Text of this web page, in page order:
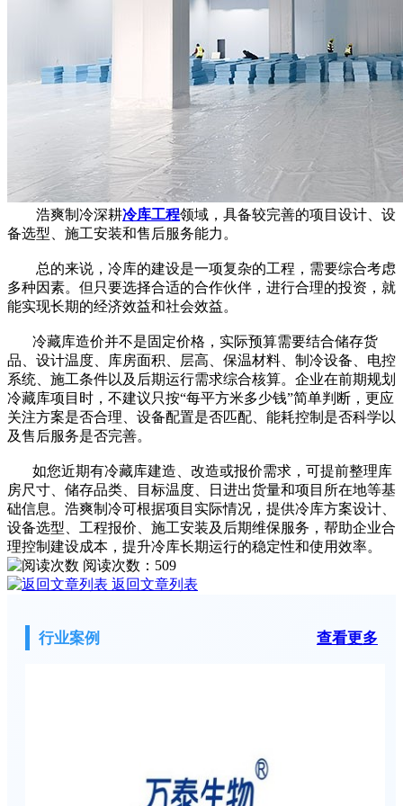
浩爽制冷深耕冷库工程领域，具备较完善的项目设计、设
备选型、施工安装和售后服务能力。
总的来说，冷库的建设是一项复杂的工程，需要综合考虑
多种因素。但只要选择合适的合作伙伴，进行合理的投资，就
能实现长期的经济效益和社会效益。
冷藏库造价并不是固定价格，实际预算需要结合储存货
品、设计温度、库房面积、层高、保温材料、制冷设备、电控
系统、施工条件以及后期运行需求综合核算。企业在前期规划
冷藏库项目时，不建议只按“每平方米多少钱”简单判断，更应
关注方案是否合理、设备配置是否匹配、能耗控制是否科学以
及售后服务是否完善。
如您近期有冷藏库建造、改造或报价需求，可提前整理库
房尺寸、储存品类、目标温度、日进出货量和项目所在地等基
础信息。浩爽制冷可根据项目实际情况，提供冷库方案设计、
设备选型、工程报价、施工安装及后期维保服务，帮助企业合
理控制建设成本，提升冷库长期运行的稳定性和使用效率。
阅读次数： 509
返回文章列表
行业案例 查看更多